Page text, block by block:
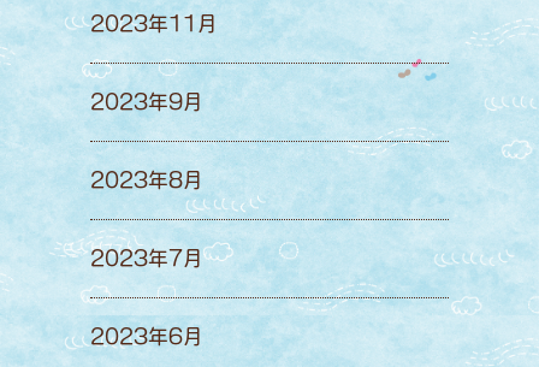
2023年11月
2023年9月
2023年8月
2023年7月
2023年6月